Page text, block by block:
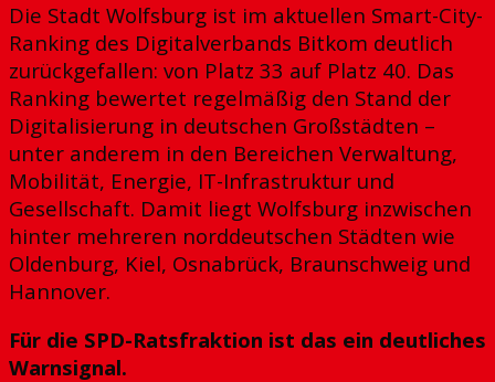
Die Stadt Wolfsburg ist im aktuellen Smart-City-
Ranking des Digitalverbands Bitkom deutlich
zurückgefallen: von Platz 33 auf Platz 40. Das
Ranking bewertet regelmäßig den Stand der
Digitalisierung in deutschen Großstädten –
unter anderem in den Bereichen Verwaltung,
Mobilität, Energie, IT-Infrastruktur und
Gesellschaft. Damit liegt Wolfsburg inzwischen
hinter mehreren norddeutschen Städten wie
Oldenburg, Kiel, Osnabrück, Braunschweig und
Hannover.
Für die SPD-Ratsfraktion ist das ein deutliches
Warnsignal.